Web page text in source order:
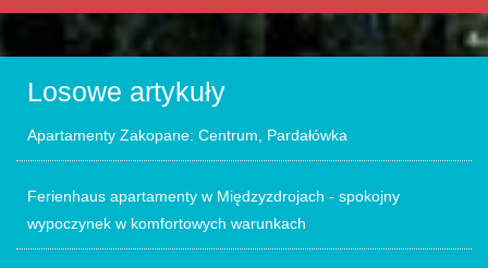
Losowe artykuły
Apartamenty Zakopane: Centrum, Pardałówka
Ferienhaus apartamenty w Międzyzdrojach - spokojny
wypoczynek w komfortowych warunkach